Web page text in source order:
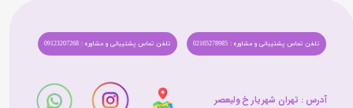
تلفن تماس پشتیبانی و مشاوره : 09123207268 تلفن تماس پشتیبانی و مشاوره : 02165278985
آدرس : تهران شهریار خ ولیعصر​​​​​​​